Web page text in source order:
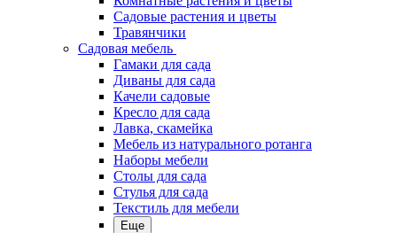
Садовые растения и цветы
Травянчики
Садовая мебель
Гамаки для сада
Диваны для сада
Качели садовые
Кресло для сада
Лавка, скамейка
Мебель из натурального ротанга
Наборы мебели
Столы для сада
Стулья для сада
Текстиль для мебели
Еще